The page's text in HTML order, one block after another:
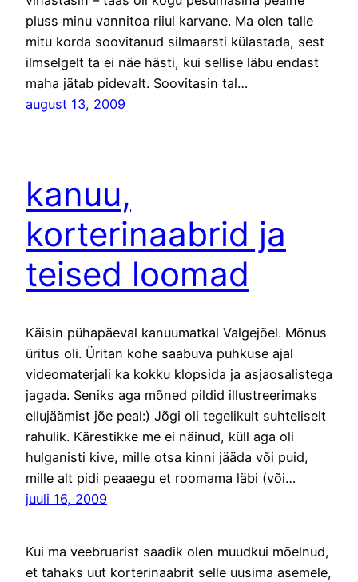
pluss minu vannitoa riiul karvane. Ma olen talle
mitu korda soovitanud silmaarsti külastada, sest
ilmselgelt ta ei näe hästi, kui sellise läbu endast
maha jätab pidevalt. Soovitasin tal…
august 13, 2009
kanuu,
korterinaabrid ja
teised loomad
Käisin pühapäeval kanuumatkal Valgejõel. Mõnus
üritus oli. Üritan kohe saabuva puhkuse ajal
videomaterjali ka kokku klopsida ja asjaosalistega
jagada. Seniks aga mõned pildid illustreerimaks
ellujäämist jõe peal:) Jõgi oli tegelikult suhteliselt
rahulik. Kärestikke me ei näinud, küll aga oli
hulganisti kive, mille otsa kinni jääda või puid,
mille alt pidi peaaegu et roomama läbi (või…
juuli 16, 2009
Kui ma veebruarist saadik olen muudkui mõelnud,
et tahaks uut korterinaabrit selle uusima asemele,